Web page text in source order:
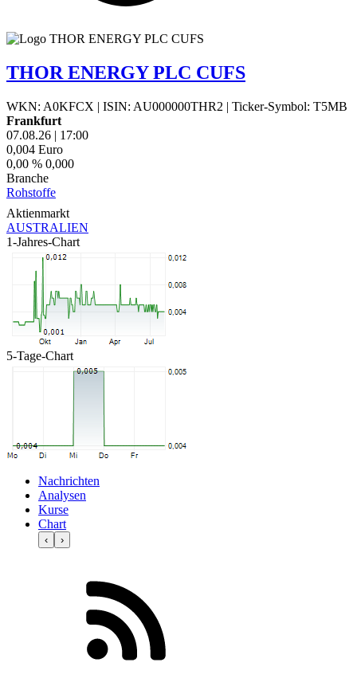
THOR ENERGY PLC CUFS
WKN: A0KFCX | ISIN: AU000000THR2 | Ticker-Symbol: T5MB
Frankfurt
07.08.26 | 17:00
0,004 Euro
0,00 % 0,000
Branche
Rohstoffe
Aktienmarkt
AUSTRALIEN
1-Jahres-Chart
5-Tage-Chart
Nachrichten
Analysen
Kurse
Chart
‹ ›